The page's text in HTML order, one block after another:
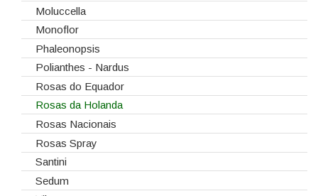
Moluccella
Monoflor
Phaleonopsis
Polianthes - Nardus
Rosas do Equador
Rosas da Holanda
Rosas Nacionais
Rosas Spray
Santini
Sedum